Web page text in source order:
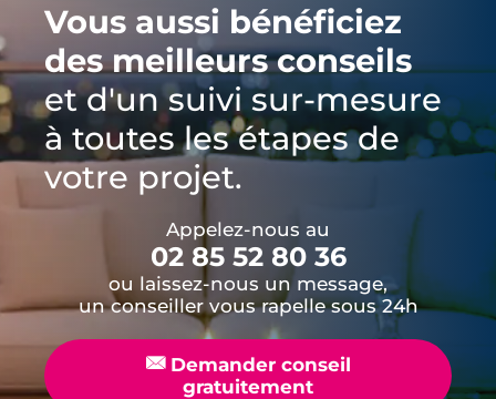
Vous aussi bénéficiez
des meilleurs conseils
et d'un suivi sur-mesure
à toutes les étapes de
votre projet.
Appelez-nous au
02 85 52 80 36
ou laissez-nous un message,
un conseiller vous rapelle sous 24h
📧Demander conseil
gratuitement